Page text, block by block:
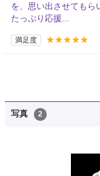
を、思い出させてもら
たっぷり応援...
満足度 ★★★★★
写真 2